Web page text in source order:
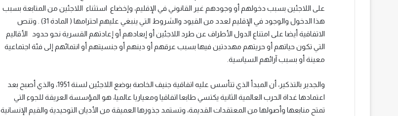
على اللاجئين بسبب دخولهم أو وجودهم غير القانوني في الإقليم، وإخضاع استثناء اللاجئين من المتابعة بسبب
هذا الدخول والوجود في الإقليم لعدد من القيود والشروط التي ينبغي عليهم احترامها ( المادة 31) . وتنص
الاتفاقية أيضا على امتناع الدول الأطراف عن طرد اللاجئين أو إبعادهم أو إعادتهم القسرية نحو حدود
الأقاليم
التي تكون حياتهم أو حريتهم مهددتين فيها بسبب عرقهم أو دينهم أو جنسيتهم أو انتمائهم إلى فئة اجتماعية
معينة أو بسبب آرائهم السياسية
والجدير بالتذكير، أن المبدأ الذي تتأسس عليه اتفاقية جنيف الخاصة بوضع اللاجئين لسنة 1951، والذي أصبح بعد
اعتمادها غداة الحرب العالمية الثانية يكتسي طابعا اتفاقيا ومعياريا عالميا، هو المؤسسة العريقة للجوء التي
تمتح منابعها وأصولها من المعتقدات القديمة، وتستمد جذورها العميقة من الأديان التوحيدية والقيم الإنسانية